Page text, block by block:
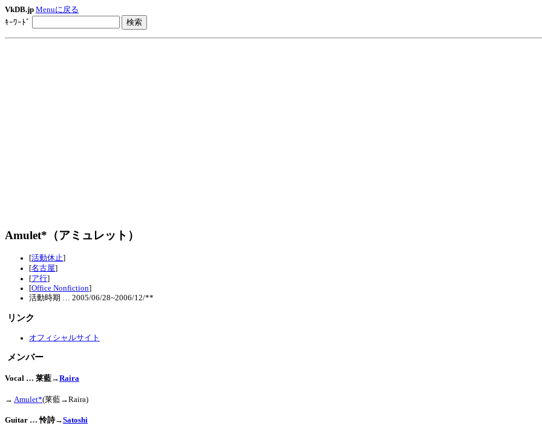
VkDB.jp Menuに戻る
ｷｰﾜｰﾄﾞ
Amulet*（アミュレット）
[活動休止]
[名古屋]
[ア行]
[Office Nonfiction]
活動時期 … 2005/06/28~2006/12/**
リンク
オフィシャルサイト
メンバー
Vocal … 莱藍→Raira
→ Amulet*(莱藍→Raira)
Guitar … 怜詩→Satoshi